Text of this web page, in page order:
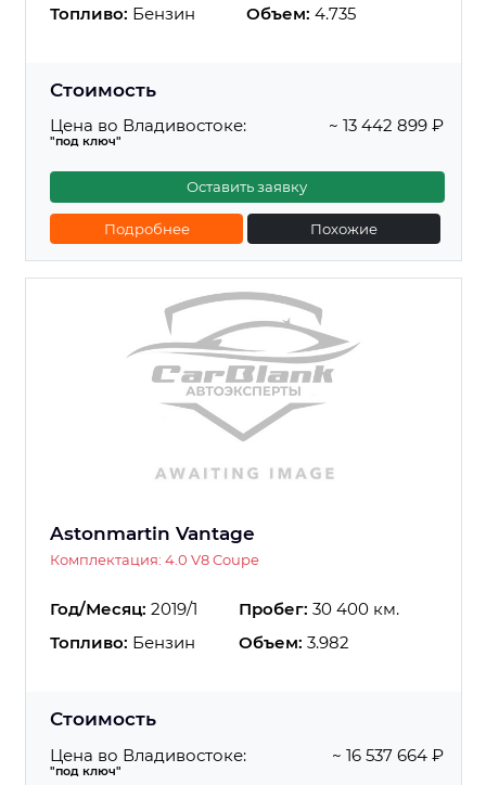
Топливо: Бензин Объем: 4.735
Стоимость
Цена во Владивостоке:
"под ключ"
~ 13 442 899 ₽
Оставить заявку
Подробнее Похожие
Astonmartin Vantage
Комплектация: 4.0 V8 Coupe
Год/Месяц: 2019/1 Пробег: 30 400 км.
Топливо: Бензин Объем: 3.982
Стоимость
Цена во Владивостоке:
"под ключ"
~ 16 537 664 ₽